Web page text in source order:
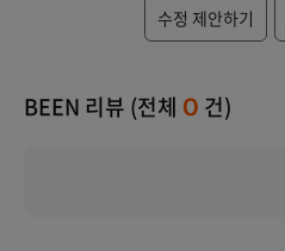
수정 제안하기
BEEN 리뷰 (전체 0 건)